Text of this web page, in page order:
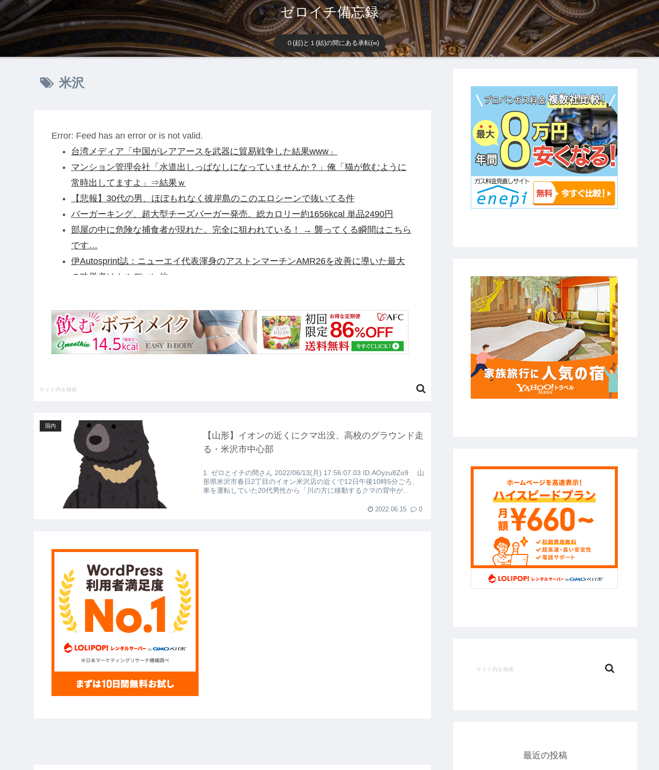
ゼロイチ備忘録
０(起)と１(結)の間にある承転(∞)
米沢
Error: Feed has an error or is not valid.
台湾メディア「中国がレアアースを武器に貿易戦争した結果www」
マンション管理会社「水道出しっぱなしになっていませんか？」俺「猫が飲むように
常時出してますよ」⇒結果ｗ
【悲報】30代の男、ほぼもれなく彼岸島のこのエロシーンで抜いてる件
バーガーキング、超大型チーズバーガー発売。総カロリー約1656kcal 単品2490円
部屋の中に危険な捕食者が現れた。完全に狙われている！ → 襲ってくる瞬間はこちら
です…
伊Autosprint誌：ニューエイ代表渾身のアストンマーチンAMR26を改善に導いた最大
の功労者はカルディレ他
ル・・・・・・・・・他
【ガンダム閃光のハサウェイ】GGG「ギギ・アンダルシア 水着Ver.」フィギュア【出
荷日更新・8月25日頃発売】他
【緊急】例の激安iPhone Air、ついにセール終了のカウントダウンが開始他
けど、あなた達は"仕事を奪う側"じゃない？」他
いの？ｗｗ」「逆に超安い」
【GIF】JSのカンチョーワロタ
【衝撃】報酬100万円超の治験募集がこちらｗｗｗｗｗ(※画像あり)
【愕然】白のクラウン俺氏、高速道路左車線を制限速度で走った結果
wwwwwwwwwwww
【悲報】佐藤輝明・・・２軍でも盛大にやらかす←あまり悲しませないでくれ
国内
【山形】イオンの近くにクマ出没、高校のグラウンド走
る・米沢市中心部
1: ゼロとイチの間さん 2022/06/13(月) 17:56:07.03 ID:AOyzu8Zo9 山
形県米沢市春日2丁目のイオン米沢店の近くで12日午後10時5分ごろ、
車を運転していた20代男性から「川の方に移動するクマの背中が...
2022.06.15 0
最近の投稿